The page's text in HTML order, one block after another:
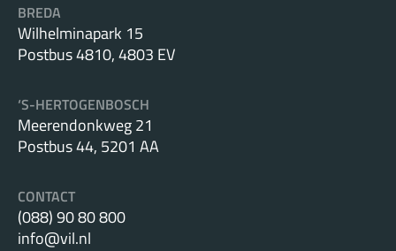
BREDA
Wilhelminapark 15
Postbus 4810, 4803 EV
‘S-HERTOGENBOSCH
Meerendonkweg 21
Postbus 44, 5201 AA
CONTACT
(088) 90 80 800
info@vil.nl